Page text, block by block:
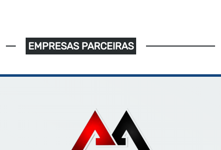
EMPRESAS PARCEIRAS